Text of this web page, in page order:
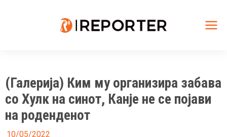
(Галерија) Ким му организира забава
со Хулк на синот, Канје не се појави
на роденденот
10/05/2022